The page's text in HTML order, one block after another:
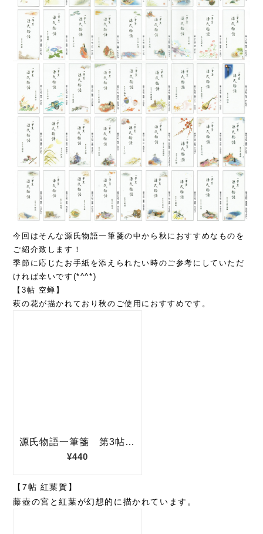
今回はそんな源氏物語一筆箋の中から秋におすすめなものを
ご紹介致します！
季節に応じたお手紙を添えられたい時のご参考にしていただ
ければ幸いです(*^^*)
【3帖 空蝉】
萩の花が描かれており秋のご使用におすすめです。
【7帖 紅葉賀】
藤壺の宮と紅葉が幻想的に描かれています。